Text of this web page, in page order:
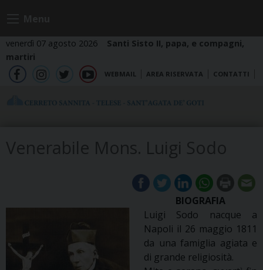
venerdì 07 agosto 2026
Santi Sisto II, papa, e compagni,
martiri
fb yt
WEBMAIL AREA RISERVATA CONTATTI
BIOGRAFIA
Luigi Sodo nacque a
Napoli il 26 maggio 1811
da una famiglia agiata e
di grande religiosità.